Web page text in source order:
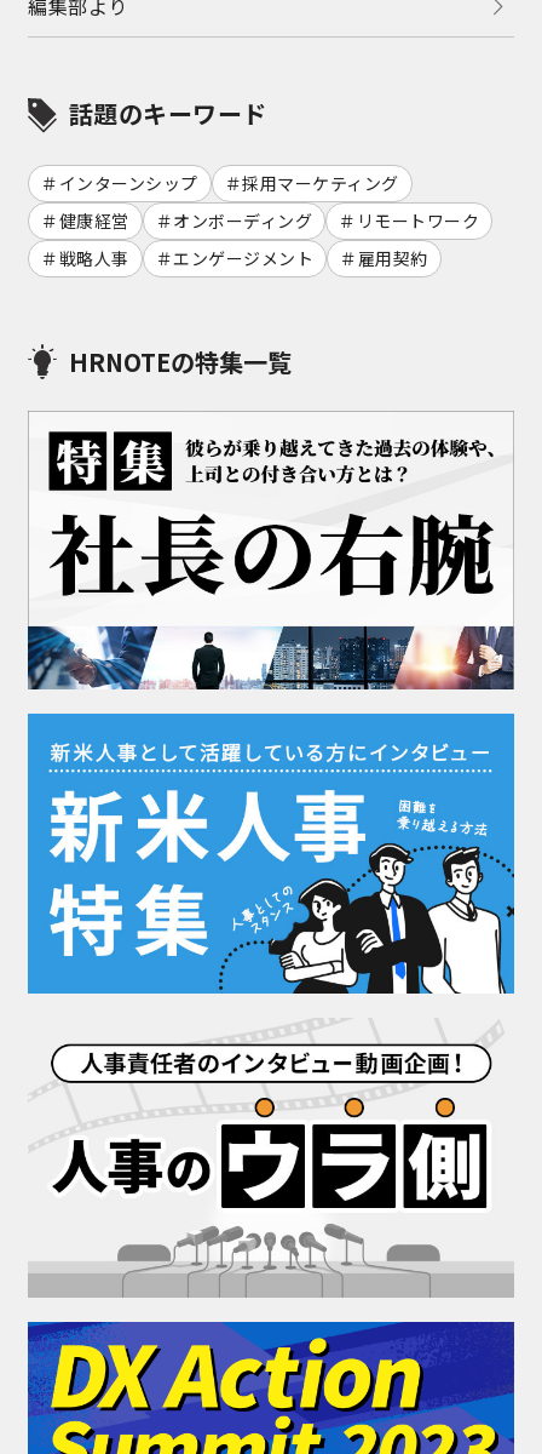
編集部より
話題のキーワード
インターンシップ
採用マーケティング
健康経営
オンボーディング
リモートワーク
戦略人事
エンゲージメント 雇用契約
HRNOTEの特集一覧